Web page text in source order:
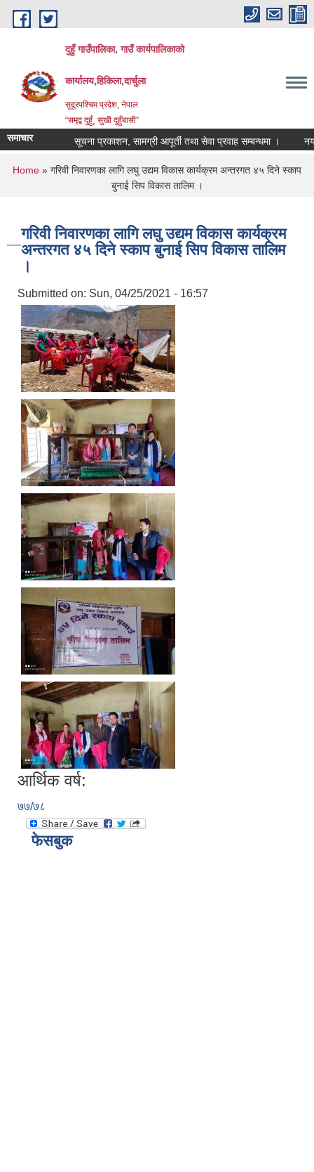
Skip to main content
दुहुँ गाउँपालिका, गाउँ कार्यपालिकाको
कार्यालय,हिकिला,दार्चुला
सुदूरपश्चिम प्रदेश, नेपाल
“समृद्ब दुहुँ¸ सुखी दुहुँबासी”
समाचार सूचना प्रकाशन, सामग्री आपूर्ती तथा सेवा प्रवाह सम्बन्धमा । नयाँ
You are here
Home » गरिवी निवारणका लागि लघु उद्यम विकास कार्यक्रम अन्तरगत ४५ दिने स्काप
बुनाई सिप विकास तालिम ।
गरिवी निवारणका लागि लघु उद्यम विकास कार्यक्रम
अन्तरगत ४५ दिने स्काप बुनाई सिप विकास तालिम
।
Submitted on: Sun, 04/25/2021 - 16:57
आर्थिक वर्ष:
७७/७८
फेसबुक